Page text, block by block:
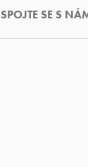
SPOJTE SE S